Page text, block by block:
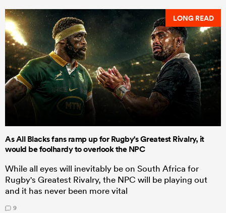
LONG READ
As All Blacks fans ramp up for Rugby's Greatest Rivalry, it
would be foolhardy to overlook the NPC
While all eyes will inevitably be on South Africa for
Rugby's Greatest Rivalry, the NPC will be playing out
and it has never been more vital
9